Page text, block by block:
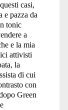
casi,
e pazza da
tonic
a
e la mia
attivisti
la
di cui
con
Green